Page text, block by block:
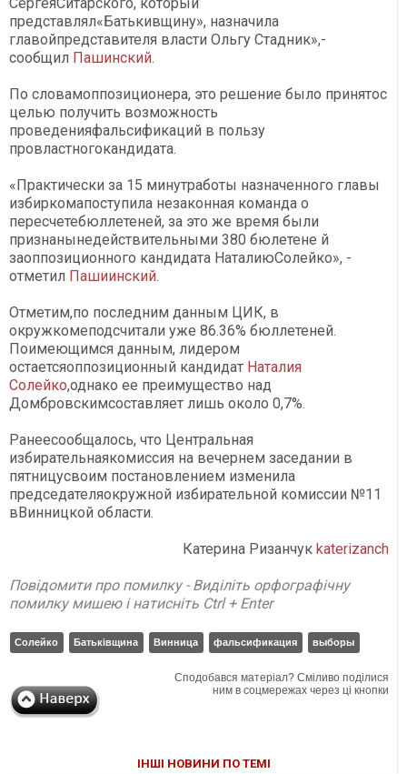
представлял«Батькивщину», назначила
главойпредставителя власти Ольгу Стадник»,-
сообщил Пашинский.
По словамоппозиционера, это решение было принятос
целью получить возможность
проведенияфальсификаций в пользу
провластногокандидата.
«Практически за 15 минутработы назначенного главы
избиркомапоступила незаконная команда о
пересчетебюллетеней, за это же время были
признанынедействительными 380 бюлетене й
заоппозиционного кандидата НаталиюСолейко», -
отметил Пашиинский.
Отметим,по последним данным ЦИК, в
окружкомеподсчитали уже 86.36% бюллетеней.
Поимеющимся данным, лидером
остаетсяоппозиционный кандидат Наталия
Солейко,однако ее преимущество над
Домбровскимсоставляет лишь около 0,7%.
Ранеесообщалось, что Центральная
избирательнаякомиссия на вечернем заседании в
пятницусвоим постановлением изменила
председателяокружной избирательной комиссии №11
вВинницкой области.
Катерина Ризанчукkaterizanch
Повідомити про помилку - Виділіть орфографічну
помилку мишею і натисніть Ctrl + Enter
Солейко Батьківщина Винница фальсификация выборы
Сподобався матеріал? Сміливо поділися
ним в соцмережах через ці кнопки
ІНШІ НОВИНИ ПО ТЕМІ